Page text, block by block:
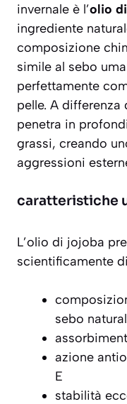
invernale è l’olio
ingrediente
composizione
simile al sebo
perfettamente
pelle. A
penetra in
grassi, creando
aggressioni
caratteristiche
L’olio di jojoba
scientificamente
sebo
azione
E
stabilità